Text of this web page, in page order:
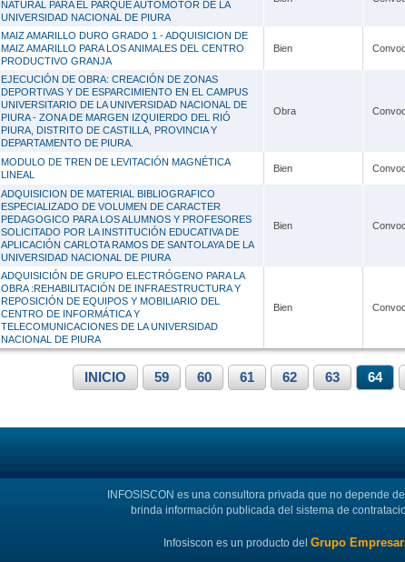
NATURAL PARA EL PARQUE AUTOMOTOR DE LA
UNIVERSIDAD NACIONAL DE PIURA
MAIZ AMARILLO DURO GRADO 1 - ADQUISICION DE
MAIZ AMARILLO PARA LOS ANIMALES DEL CENTRO
PRODUCTIVO GRANJA
Bien
EJECUCIÓN DE OBRA: CREACIÓN DE ZONAS
DEPORTIVAS Y DE ESPARCIMIENTO EN EL CAMPUS
UNIVERSITARIO DE LA UNIVERSIDAD NACIONAL DE
PIURA - ZONA DE MARGEN IZQUIERDO DEL RIÓ
PIURA, DISTRITO DE CASTILLA, PROVINCIA Y
DEPARTAMENTO DE PIURA.
Obra
MODULO DE TREN DE LEVITACIÓN MAGNÉTICA
LINEAL
Bien
ADQUISICION DE MATERIAL BIBLIOGRAFICO
ESPECIALIZADO DE VOLUMEN DE CARACTER
PEDAGOGICO PARA LOS ALUMNOS Y PROFESORES
SOLICITADO POR LA INSTITUCIÓN EDUCATIVA DE
APLICACIÓN CARLOTA RAMOS DE SANTOLAYA DE LA
UNIVERSIDAD NACIONAL DE PIURA
Bien
ADQUISICIÓN DE GRUPO ELECTRÓGENO PARA LA
OBRA :REHABILITACIÓN DE INFRAESTRUCTURA Y
REPOSICIÓN DE EQUIPOS Y MOBILIARIO DEL
CENTRO DE INFORMÁTICA Y
TELECOMUNICACIONES DE LA UNIVERSIDAD
NACIONAL DE PIURA
Bien
INICIO 59 60 61 62 63 64
INFOSISCON es una consultora privada que no depende
brinda información publicada del sistema de
Infosiscon es un producto del Grupo